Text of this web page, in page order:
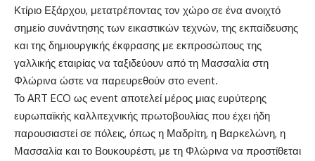
Κτίριο Εξάρχου, μετατρέποντας τον χώρο σε ένα ανοιχτό
σημείο συνάντησης των εικαστικών τεχνών, της εκπαίδευσης
και της δημιουργικής έκφρασης με εκπροσώπους της
γαλλικής εταιρίας να ταξιδεύουν από τη Μασσαλία στη
Φλώρινα ώστε να παρευρεθούν στο event.
Το ART ECO ως event αποτελεί μέρος μιας ευρύτερης
ευρωπαϊκής καλλιτεχνικής πρωτοβουλίας που έχει ήδη
παρουσιαστεί σε πόλεις, όπως η Μαδρίτη, η Βαρκελώνη, η
Μασσαλία και το Βουκουρέστι, με τη Φλώρινα να προστίθεται